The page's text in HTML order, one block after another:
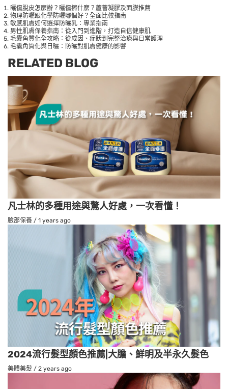
曬傷脫皮怎麼辦？曬傷擦什麼？蘆薈凝膠及面膜推薦
物理防曬跟化學防曬哪個好？全面比較指南
敏感肌膚如何選擇防曬乳：專業指南
男性肌膚保養指南：從入門到進階，打造自信健康肌
毛囊角質化全攻略：從成因、症狀到完整治療與日常護理
毛囊角質化與日曬：防曬對肌膚健康的影響
RELATED BLOG
凡士林的多種用途與驚人好處，一次看懂！
臉部保養 / 1 years ago
2024流行髮型顏色推薦|大膽、鮮明及半永久髮色
美體美髮 / 2 years ago